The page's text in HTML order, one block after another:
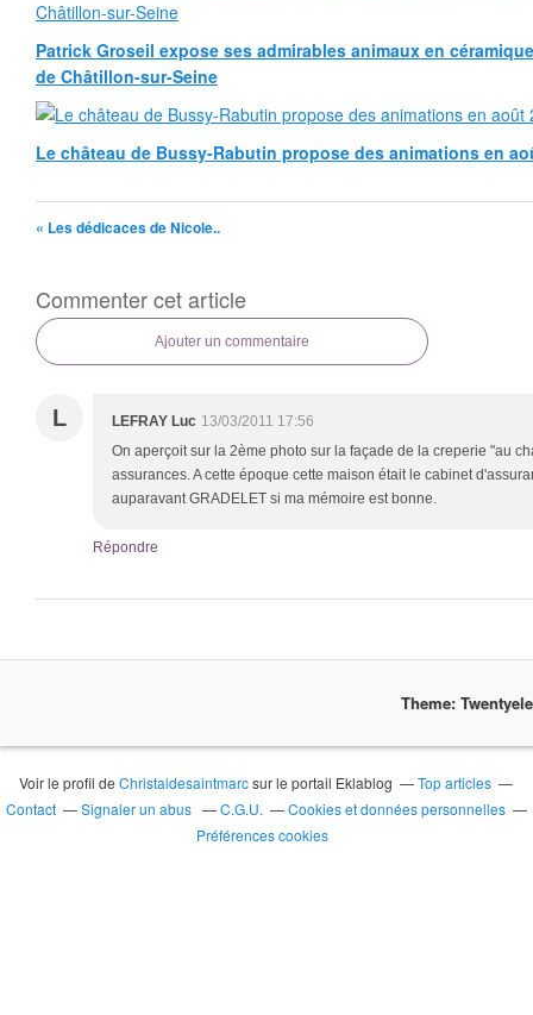
Patrick Groseil expose ses admirables animaux en
de Châtillon-sur-Seine
Le château de Bussy-Rabutin propose des animations en
« Les dédicaces de Nicole..
Commenter cet article
Ajouter un commentaire
L LEFRAY Luc 13/03/2011 17:56
On aperçoit sur la 2ème photo sur la façade de la creperie "au
assurances. A cette époque cette maison était le cabinet
auparavant GRADELET si ma mémoire est bonne.
Répondre
Theme:
Voir le profil deChristaldesaintmarcsur le portail Eklablog
Top articles
Contact
Signaler un abus C.G.U.
Cookies et données personnelles
Préférences cookies